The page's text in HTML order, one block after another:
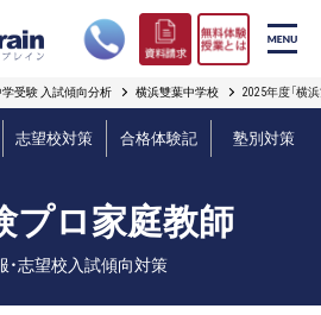
強み
学受験 入試傾向分析 横浜雙葉中学校 2025年度「横
志望校対策 合格体験記 塾別対策
プロ家庭教師
・志望校入試傾向対策